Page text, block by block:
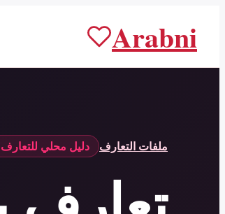
Arabni
ملفات التعارف دليل محلي للتعارف